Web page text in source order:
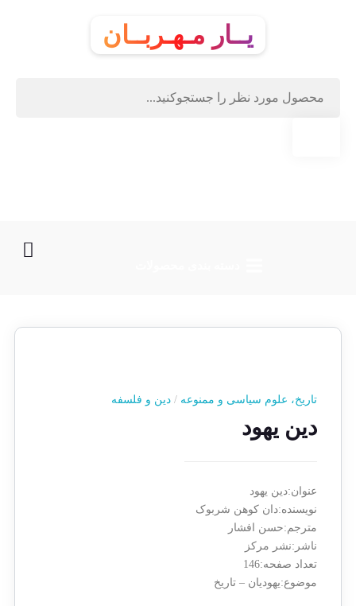
یــار مـهـربــان
تاریخ، علوم سیاسی و ممنوعه / دین و فلسفه
دین یهود
عنوان:دین یهود
نویسنده:دان کوهن شربوک
مترجم:حسن افشار
ناشر:نشر مرکز
تعداد صفحه:146
موضوع:یهودیان – تاریخ